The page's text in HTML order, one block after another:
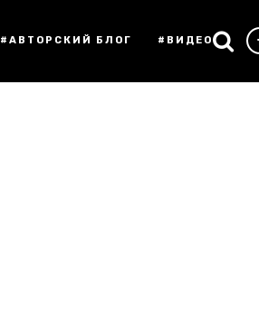
#АВТОРСКИЙ БЛОГ #ВИДЕО